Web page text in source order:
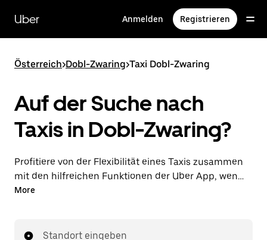
zum
Hauptinhalt
Uber Anmelden Registrieren
Österreich>Dobl-Zwaring>Taxi Dobl-Zwaring
Auf der Suche nach
Taxis in Dobl-Zwaring?
Profitiere von der Flexibilität eines Taxis zusammen
mit den hilfreichen Funktionen der Uber App, wenn
du Fahrten über die Uber App in Dobl-Zwaring
bestellen und dir günstige Vorab-Fixpreise für jede
More
Standort eingeben